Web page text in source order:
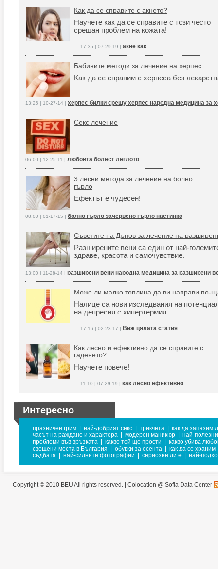
Как да се справите с акнето?
Научете как да се справите с този често
срещан проблем на кожата!
17:35 | 07-29-19 | акне как
Бабините методи за лечение на херпес
Как да се справим с херпеса без
13:26 | 10-27-14 | херпес билки срещу херпес народна медицина за
Секс лечение
06:00 | 12-25-11 | любовта болест леглото
3 лесни метода за лечение на болно
гърло
Ефектът е чудесен!
08:00 | 01-17-15 | болно гърло зачервено гърло настинка
Съветите на Дънов за лечение на
Разширените вени са един от най-
здраве, красота и самочувствие.
13:00 | 11-28-14 | разширени вени народна медицина за разширени
Може ли малко топлина да ви направи по-
Налице са нови изследвания на
на депресия с хипертермия.
17:16 | 02-23-17 | Виж цялата статия
Как лесно и ефективно да се справите с
гаденето?
Научете повече!
11:10 | 07-29-19 | как лесно ефективно
Интересно
празничен грим най-добрият секс трикчета
как да запазим
часът на раждане и характера
модерен маникюр
най-
проблеми във връзката
какво той ще прости
какво убива
свещени места в България
обувки за есента
как да се храним
съдбата
най-силните фотографии сериозен ли е най-
Copyright © 2010 BEU All rights reserved. | Colocation @ Sofia Data Center